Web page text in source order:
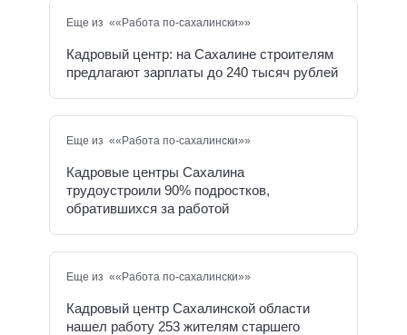
Еще из ««Работа по-сахалински»»
Кадровый центр: на Сахалине строителям
предлагают зарплаты до 240 тысяч рублей
Еще из ««Работа по-сахалински»»
Кадровые центры Сахалина
трудоустроили 90% подростков,
обратившихся за работой
Еще из ««Работа по-сахалински»»
Кадровый центр Сахалинской области
нашел работу 253 жителям старшего